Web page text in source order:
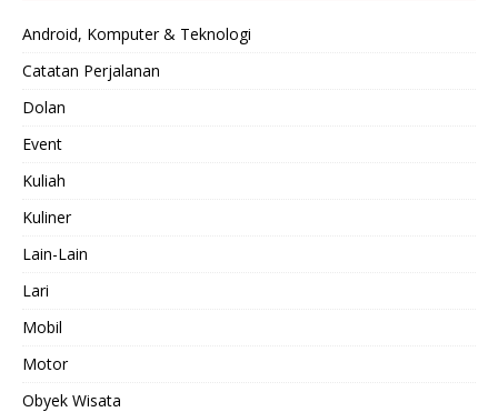
Android, Komputer & Teknologi
Catatan Perjalanan
Dolan
Event
Kuliah
Kuliner
Lain-Lain
Lari
Mobil
Motor
Obyek Wisata